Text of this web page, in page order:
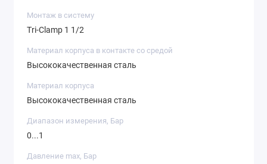
Монтаж в систему
Tri-Clamp 1 1/2
Материал корпуса в контакте со средой
Высококачественная сталь
Материал корпуса
Высококачественная сталь
Диапазон измерения, Бар
0...1
Давление max, Бар